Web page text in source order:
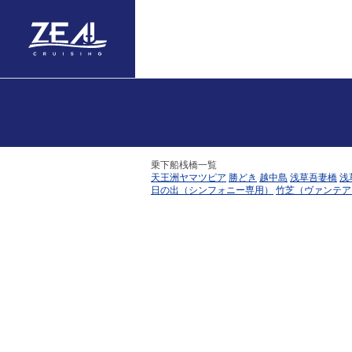
乗下船桟橋一覧
天王洲ヤマツピア 勝どき 越中島 浅草吾妻橋 浅
日の出（シンフォニー専用）
竹芝（ヴァンテア